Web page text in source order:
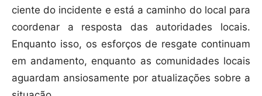
ciente do incidente e está a caminho do local para
coordenar a resposta das autoridades locais.
Enquanto isso, os esforços de resgate continuam
em andamento, enquanto as comunidades locais
aguardam ansiosamente por atualizações sobre a